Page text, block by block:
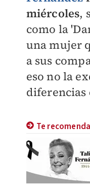
miércoles,
como la 'D
una mujer
a sus
eso no la
diferencias
Te